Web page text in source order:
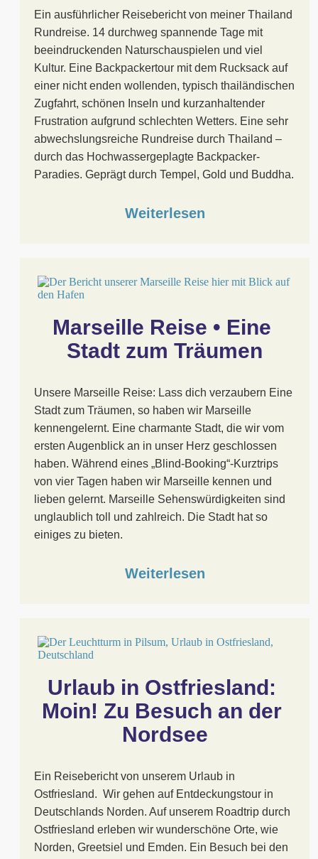
Ein ausführlicher Reisebericht von meiner Thailand
Rundreise. 14 durchweg spannende Tage mit
beeindruckenden Naturschauspielen und viel
Kultur. Eine Backpackertour mit dem Rucksack auf
einer nicht enden wollenden, typisch thailändischen
Zugfahrt, schönen Inseln und kurzanhaltender
Frustration aufgrund schlechten Wetters. Eine sehr
abwechslungsreiche Rundreise durch Thailand –
durch das Hochwassergeplagte Backpacker-
Paradies. Geprägt durch Tempel, Gold und Buddha.
Weiterlesen
Marseille Reise • Eine
Stadt zum Träumen
Unsere Marseille Reise: Lass dich verzaubern Eine
Stadt zum Träumen, so haben wir Marseille
kennengelernt. Eine charmante Stadt, die wir vom
ersten Augenblick an in unser Herz geschlossen
haben. Während eines „Blind-Booking“-Kurztrips
von vier Tagen haben wir Marseille kennen und
lieben gelernt. Marseille Sehenswürdigkeiten sind
unglaublich toll und zahlreich. Die Stadt hat so
einiges zu bieten.
Weiterlesen
Urlaub in Ostfriesland:
Moin! Zu Besuch an der
Nordsee
Ein Reisebericht von unserem Urlaub in
Ostfriesland. Wir gehen auf Entdeckungstour in
Deutschlands Norden. Auf unserem Roadtrip durch
Ostfriesland erleben wir wunderschöne Orte, wie
Norden, Greetsiel und Emden. Ein Besuch bei den